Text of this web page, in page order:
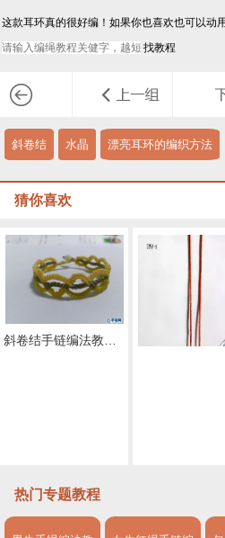
这款耳环真的很好编！如果你也喜欢也可以动
斜卷结 水晶 漂亮耳环的编织方法
猜你喜欢
热门专题教程